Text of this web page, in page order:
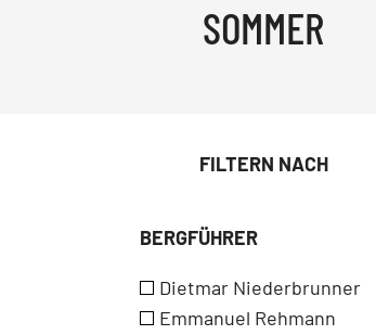
SOMMER
FILTERN NACH
BERGFÜHRER
Dietmar Niederbrunner
Emmanuel Rehmann